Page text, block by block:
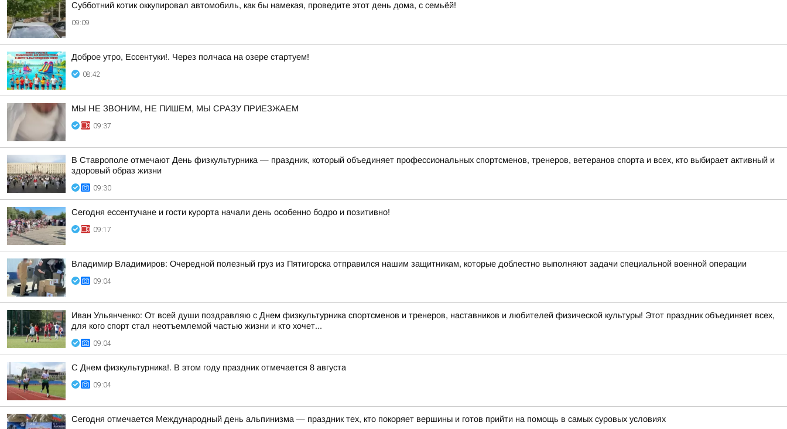
Субботний котик оккупировал автомобиль, как бы намекая, проведите этот день дома, с семьёй!
09:09
Доброе утро, Ессентуки!. Через полчаса на озере стартуем!
08:42
МЫ НЕ ЗВОНИМ, НЕ ПИШЕМ, МЫ СРАЗУ ПРИЕЗЖАЕМ
09:37
В Ставрополе отмечают День физкультурника — праздник, который объединяет профессиональных спортсменов, тренеров, ветеранов спорта и всех, кто выбирает активный и
здоровый образ жизни
09:30
Сегодня ессентучане и гости курорта начали день особенно бодро и позитивно!
09:17
Владимир Владимиров: Очередной полезный груз из Пятигорска отправился нашим защитникам, которые доблестно выполняют задачи специальной военной операции
09:04
Иван Ульянченко: От всей души поздравляю с Днем физкультурника спортсменов и тренеров, наставников и любителей физической культуры! Этот праздник объединяет всех,
для кого спорт стал неотъемлемой частью жизни и кто хочет...
09:04
С Днем физкультурника!. В этом году праздник отмечается 8 августа
09:04
Сегодня отмечается Международный день альпинизма — праздник тех, кто покоряет вершины и готов прийти на помощь в самых суровых условиях